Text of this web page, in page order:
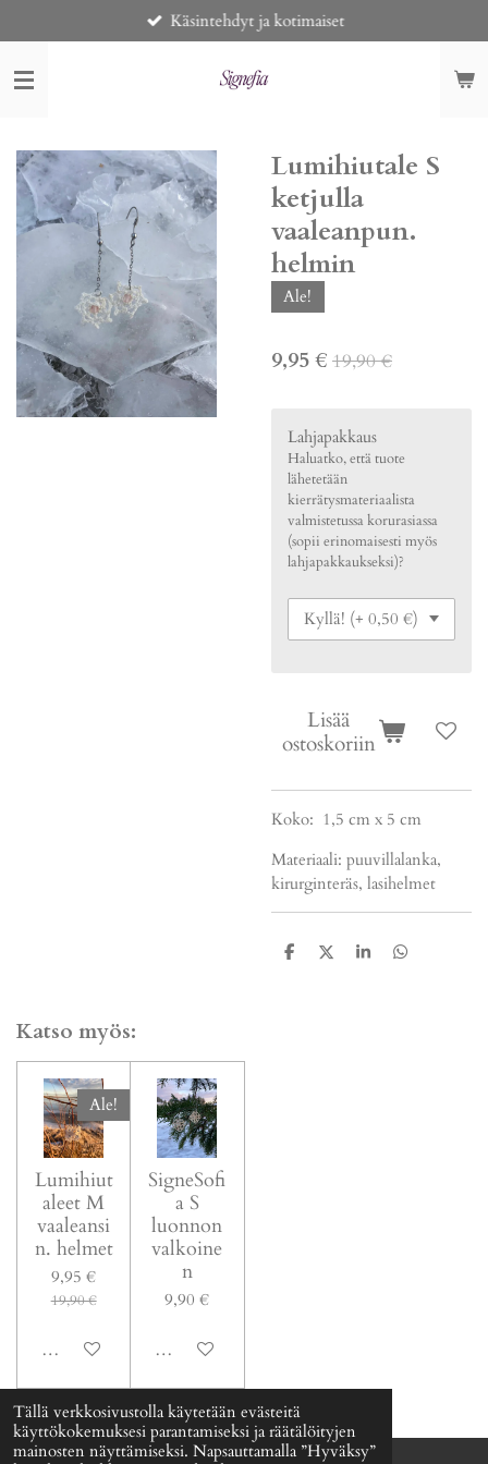
Tällä verkkosivustolla käytetään evästeitä
käyttökokemuksesi parantamiseksi ja räätälöityjen
mainosten näyttämiseksi. Napsauttamalla ”Hyväksy”
pääsisältöön
Käsintehdyt ja kotimaiset
Lumihiutale S
ketjulla
vaaleanpun.
helmin
Ale!
9,95 € 19,90 €
Lahjapakkaus
Haluatko, että tuote
lähetetään
kierrätysmateriaalista
valmistetussa korurasiassa
(sopii erinomaisesti myös
lahjapakkaukseksi)?
Lisää
ostoskoriin
Koko: 1,5 cm x 5 cm
Materiaali: puuvillalanka,
kirurginteräs, lasihelmet
J
J
J
J
Katso myös:
Ale!
Lumihiut
aleet M
vaaleansi
n. helmet
9,95 €
19,90 €
Katso lisätiedot
SigneSofi
a S
luonnon
valkoine
n
9,90 €
Katso lisätiedot